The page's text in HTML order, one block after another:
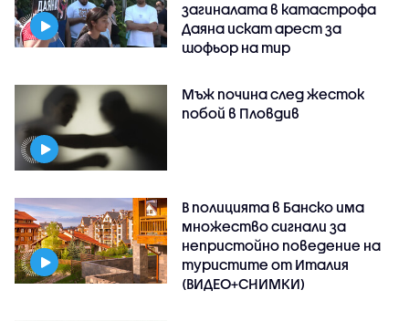
загиналата в катастрофа
Даяна искат арест за
шофьор на тир
Мъж почина след жесток
побой в Пловдив
В полицията в Банско има
множество сигнали за
непристойно поведение на
туристите от Италия
(ВИДЕО+СНИМКИ)